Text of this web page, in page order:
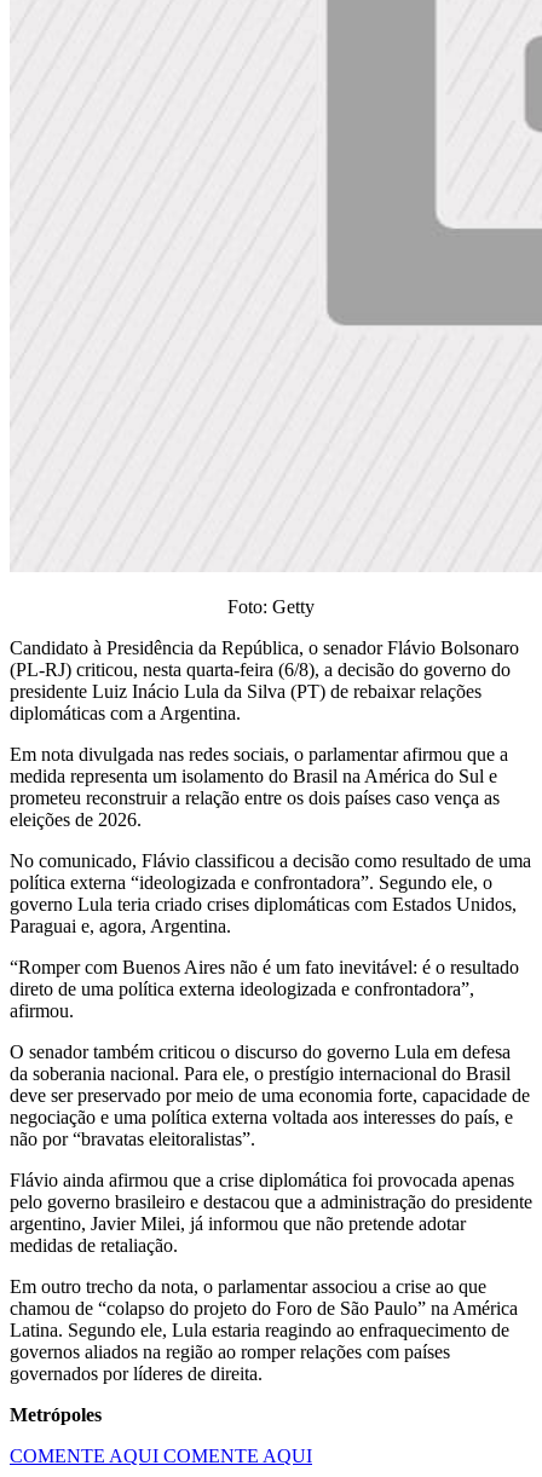
Foto: Getty
Candidato à Presidência da República, o senador Flávio Bolsonaro
(PL-RJ) criticou, nesta quarta-feira (6/8), a decisão do governo do
presidente Luiz Inácio Lula da Silva (PT) de rebaixar relações
diplomáticas com a Argentina.
Em nota divulgada nas redes sociais, o parlamentar afirmou que a
medida representa um isolamento do Brasil na América do Sul e
prometeu reconstruir a relação entre os dois países caso vença as
eleições de 2026.
No comunicado, Flávio classificou a decisão como resultado de uma
política externa “ideologizada e confrontadora”. Segundo ele, o
governo Lula teria criado crises diplomáticas com Estados Unidos,
Paraguai e, agora, Argentina.
“Romper com Buenos Aires não é um fato inevitável: é o resultado
direto de uma política externa ideologizada e confrontadora”,
afirmou.
O senador também criticou o discurso do governo Lula em defesa
da soberania nacional. Para ele, o prestígio internacional do Brasil
deve ser preservado por meio de uma economia forte, capacidade de
negociação e uma política externa voltada aos interesses do país, e
não por “bravatas eleitoralistas”.
Flávio ainda afirmou que a crise diplomática foi provocada apenas
pelo governo brasileiro e destacou que a administração do presidente
argentino, Javier Milei, já informou que não pretende adotar
medidas de retaliação.
Em outro trecho da nota, o parlamentar associou a crise ao que
chamou de “colapso do projeto do Foro de São Paulo” na América
Latina. Segundo ele, Lula estaria reagindo ao enfraquecimento de
governos aliados na região ao romper relações com países
governados por líderes de direita.
Metrópoles
COMENTE AQUI COMENTE AQUI